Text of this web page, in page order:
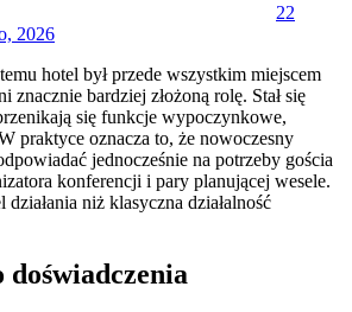
22
2026
hotel był przede wszystkim miejscem
znacznie bardziej złożoną rolę. Stał się
się funkcje wypoczynkowe,
praktyce oznacza to, że nowoczesny
jednocześnie na potrzeby gościa
konferencji i pary planującej wesele.
działania niż klasyczna działalność
doświadczenia